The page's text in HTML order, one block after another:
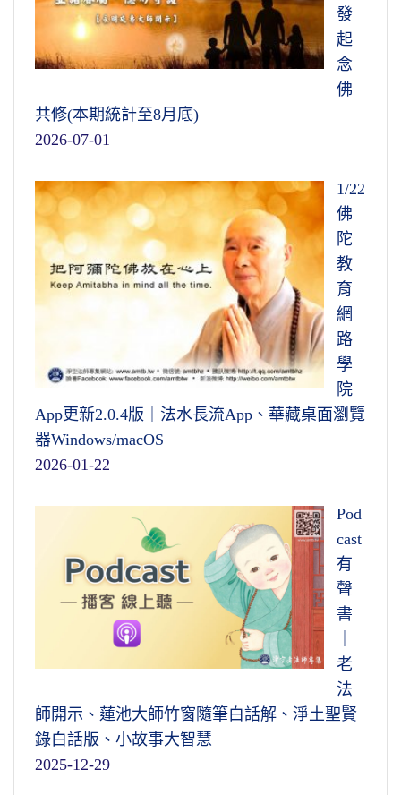
發
起
念
佛
共修(本期統計至8月底)
2026-07-01
1/22
佛
陀
教
育
網
路
學
院
App更新2.0.4版｜法水長流App、華藏桌面瀏覽
器Windows/macOS
2026-01-22
Pod
cast
有
聲
書
老
法
師開示、蓮池大師竹窗隨筆白話解、淨土聖賢
錄白話版、小故事大智慧
2025-12-29